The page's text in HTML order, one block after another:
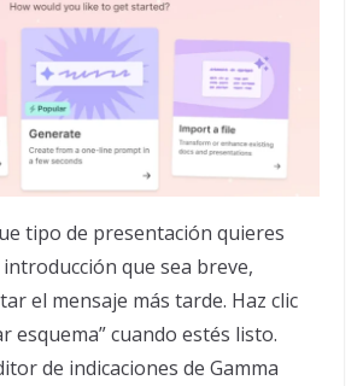
tipo de presentación quieres
que sea breve,
el mensaje más tarde. Haz clic
esquema” cuando estés listo.
de indicaciones de Gamma